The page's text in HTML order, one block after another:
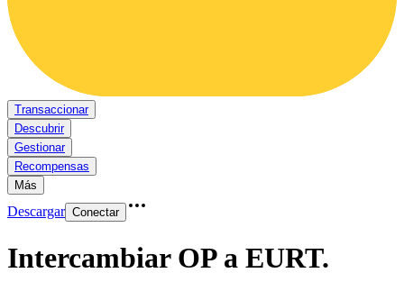
Transaccionar
Descubrir
Gestionar
Recompensas
Más
Descargar Conectar
Intercambiar OP a EURT.